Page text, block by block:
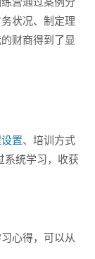
状况、制定理
财商得到了显
置、培训方式
系统学习，收获
心得，可以从